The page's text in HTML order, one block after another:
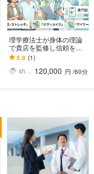
理学療法士が身体の理論
で貴店を監修し信頼を築
きます 運動学・生理学の
理論で裏付け。根拠ある
接客で競合と差別化。
5.0 (1)
shinshiawase7 120,000 円 /60分